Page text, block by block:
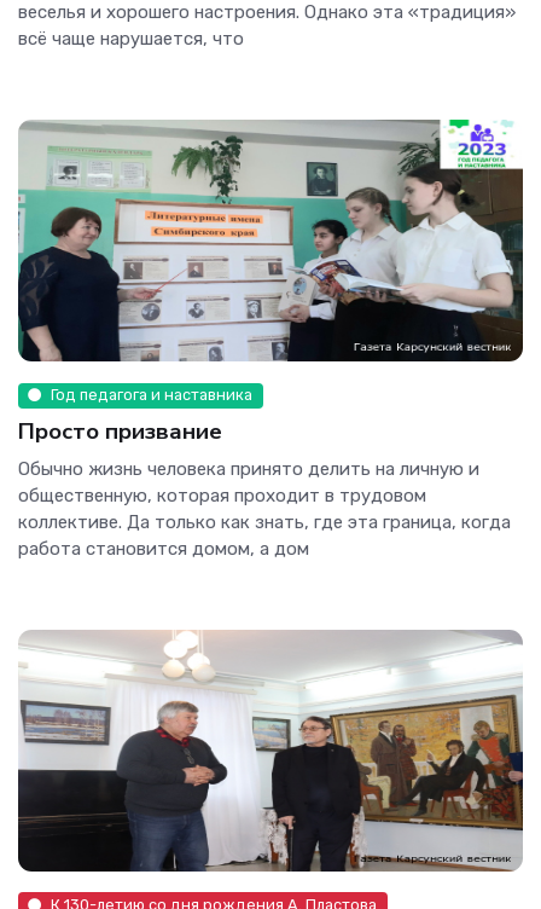
веселья и хорошего настроения. Однако эта «традиция»
всё чаще нарушается, что
Год педагога и наставника
Просто призвание
Обычно жизнь человека принято делить на личную и
общественную, которая проходит в трудовом
коллективе. Да только как знать, где эта граница, когда
работа становится домом, а дом
К 130-летию со дня рождения А. Пластова